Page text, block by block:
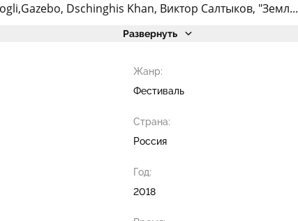
Dschinghis Khan, Виктор Салтыков, "Земл...
Развернуть
Жанр:
Фестиваль
Страна:
Россия
Год:
2018